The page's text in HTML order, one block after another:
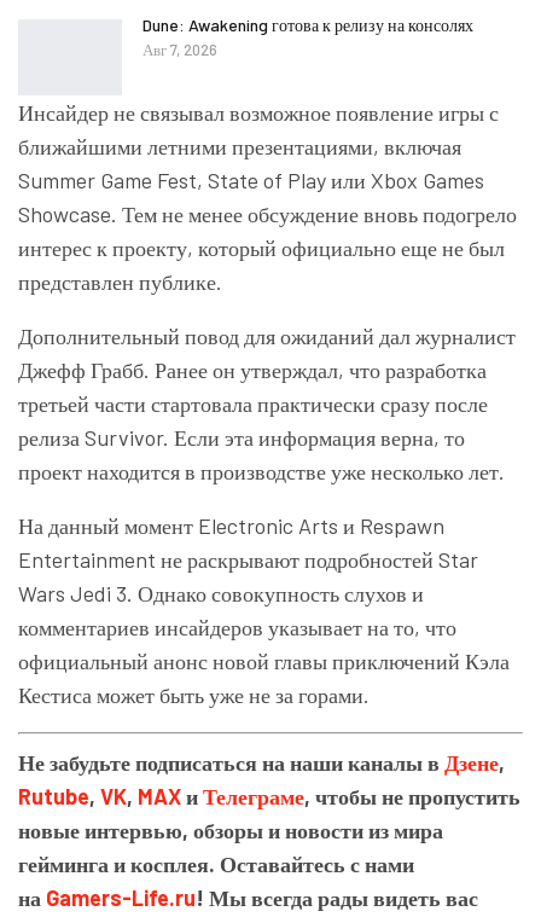
Dune: Awakening готова к релизу на консолях
Авг 7, 2026
Инсайдер не связывал возможное появление игры с
ближайшими летними презентациями, включая
Summer Game Fest, State of Play или Xbox Games
Showcase. Тем не менее обсуждение вновь подогрело
интерес к проекту, который официально еще не был
представлен публике.
Дополнительный повод для ожиданий дал журналист
Джефф Грабб. Ранее он утверждал, что разработка
третьей части стартовала практически сразу после
релиза Survivor. Если эта информация верна, то
проект находится в производстве уже несколько лет.
На данный момент Electronic Arts и Respawn
Entertainment не раскрывают подробностей Star
Wars Jedi 3. Однако совокупность слухов и
комментариев инсайдеров указывает на то, что
официальный анонс новой главы приключений Кэла
Кестиса может быть уже не за горами.
Не забудьте подписаться на наши каналы в Дзене,
Rutube, VK, MAXиТелеграме, чтобы не пропустить
новые интервью, обзоры и новости из мира
гейминга и косплея. Оставайтесь с нами
на Gamers-Life.ru! Мы всегда рады видеть вас